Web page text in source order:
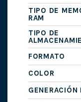
TIPO DE
RAM
TIPO DE
FORMATO
COLOR
GENERACIÓN